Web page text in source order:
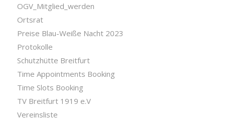
OGV_Mitglied_werden
Ortsrat
Preise Blau-Weiße Nacht 2023
Protokolle
Schutzhütte Breitfurt
Time Appointments Booking
Time Slots Booking
TV Breitfurt 1919 e.V
Vereinsliste